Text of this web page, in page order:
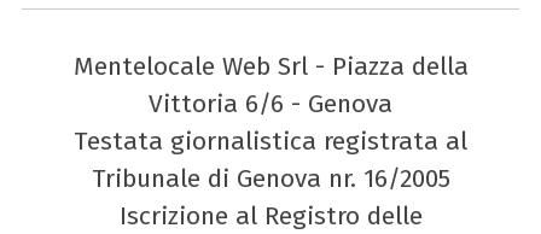
Mentelocale Web Srl - Piazza della
Vittoria 6/6 - Genova
Testata giornalistica registrata al
Tribunale di Genova nr. 16/2005
Iscrizione al Registro delle